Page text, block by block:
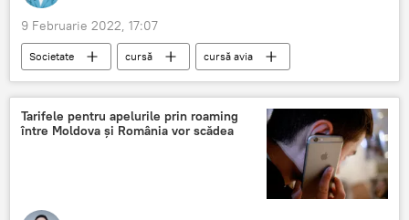
9 Februarie 2022, 17:07
Societate cursă
cursă avia
Nicu Popescu
Azerbadjan
Baku
discuții
februarie Știri din Moldova
Tarifele pentru apelurile prin roaming
între Moldova și România vor scădea